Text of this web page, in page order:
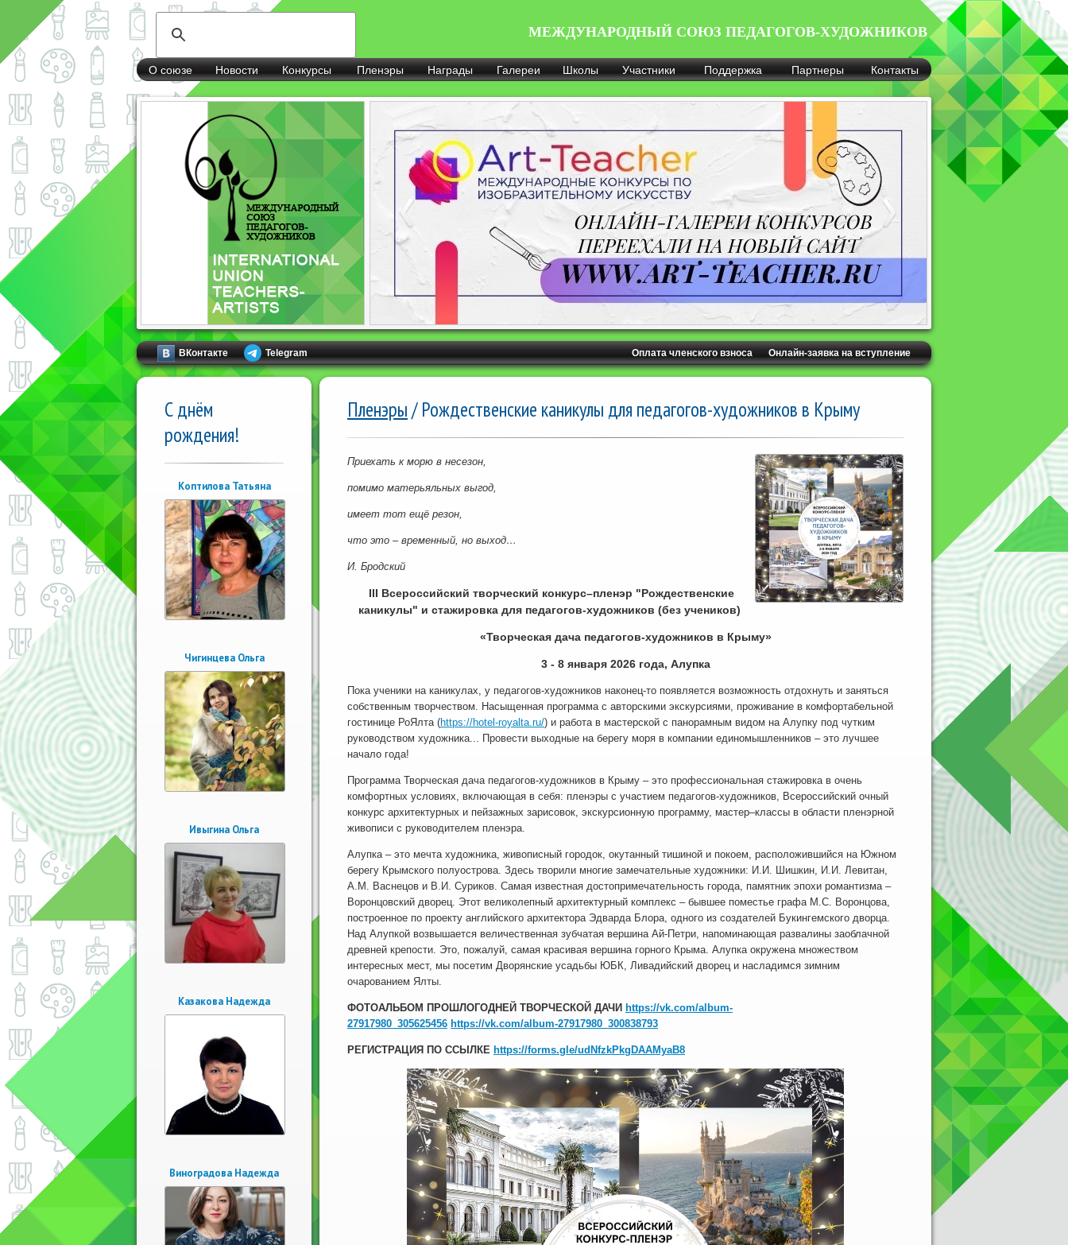
МЕЖДУНАРОДНЫЙ СОЮЗ ПЕДАГОГОВ-ХУДОЖНИКОВ
О союзе Новости Конкурсы Пленэры Награды Галереи Школы Участники Поддержка Партнеры Контакты
ВКонтакте Telegram Онлайн-заявка на вступление
Оплата членского взноса
С днём
рождения!
Коптилова Татьяна
Чигинцева Ольга
Ивыгина Ольга
Казакова Надежда
Виноградова Надежда
Пленэры/ Рождественские каникулы для педагогов-художников в Крыму
Приехать к морю в несезон,
помимо матерьяльных выгод,
имеет тот ещё резон,
что это – временный, но выход…
И. Бродский
III Всероссийский творческий конкурс–пленэр "Рождественские
каникулы" и стажировка для педагогов-художников (без учеников)
«Творческая дача педагогов-художников в Крыму»
3 - 8 января 2026 года, Алупка
Пока ученики на каникулах, у педагогов-художников наконец-то появляется возможность отдохнуть и заняться
собственным творчеством. Насыщенная программа с авторскими экскурсиями, проживание в комфортабельной
гостинице РоЯлта (https://hotel-royalta.ru/) и работа в мастерской с панорамным видом на Алупку под чутким
руководством художника... Провести выходные на берегу моря в компании единомышленников – это лучшее
начало года!
Программа Творческая дача педагогов-художников в Крыму – это профессиональная стажировка в очень
комфортных условиях, включающая в себя: пленэры с участием педагогов-художников, Всероссийский очный
конкурс архитектурных и пейзажных зарисовок, экскурсионную программу, мастер–классы в области пленэрной
живописи с руководителем пленэра.
Алупка – это мечта художника, живописный городок, окутанный тишиной и покоем, расположившийся на Южном
берегу Крымского полуострова. Здесь творили многие замечательные художники: И.И. Шишкин, И.И. Левитан,
А.М. Васнецов и В.И. Суриков. Самая известная достопримечательность города, памятник эпохи романтизма –
Воронцовский дворец. Этот великолепный архитектурный комплекс – бывшее поместье графа М.С. Воронцова,
построенное по проекту английского архитектора Эдварда Блора, одного из создателей Букингемского дворца.
Над Алупкой возвышается величественная зубчатая вершина Ай-Петри, напоминающая развалины заоблачной
древней крепости. Это, пожалуй, самая красивая вершина горного Крыма. Алупка окружена множеством
интересных мест, мы посетим Дворянские усадьбы ЮБК, Ливадийский дворец и насладимся зимним
очарованием Ялты.
ФОТОАЛЬБОМ ПРОШЛОГОДНЕЙ ТВОРЧЕСКОЙ ДАЧИ https://vk.com/album-
27917980_305625456 https://vk.com/album-27917980_300838793
РЕГИСТРАЦИЯ ПО ССЫЛКЕ https://forms.gle/udNfzkPkgDAAMyaB8